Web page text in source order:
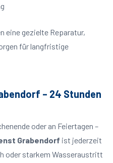
eine gezielte Reparatur,
für langfristige
– 24 Stunden
oder an Feiertagen –
Grabendorf ist jederzeit
oder starkem Wasseraustritt